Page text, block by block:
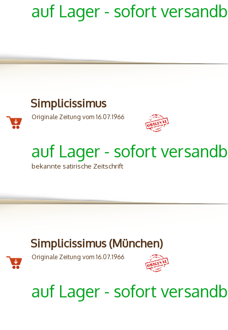
auf Lager - sofort
Simplicissimus
Originale Zeitung vom 16.07.1966
auf Lager - sofort
bekannte satirische Zeitschrift
Simplicissimus (München)
Originale Zeitung vom 16.07.1966
auf Lager - sofort